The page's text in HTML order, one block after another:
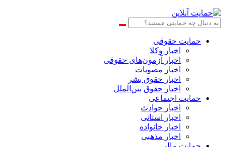
حمایت حقوقی
اخبار وکلا
اخبار آزمون‌های حقوقی
اخبار مصوبات
اخبار حقوق بشر
اخبار حقوق بین‌الملل
حمایت اجتماعی
اخبار حوادث
اخبار استانی
اخبار خانواده
اخبار مذهبی